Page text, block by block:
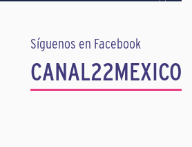
Síguenos en Facebook
CANAL22MEXICO